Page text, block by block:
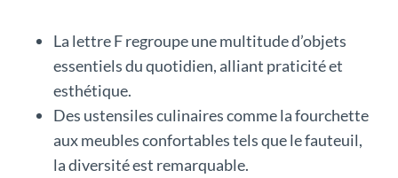
La lettre F regroupe une multitude d’objets
essentiels du quotidien, alliant praticité et
esthétique.
Des ustensiles culinaires comme la fourchette
aux meubles confortables tels que le fauteuil,
la diversité est remarquable.